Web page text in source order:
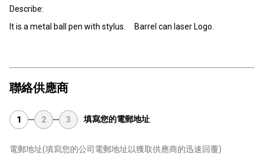
Describe:
It is a metal ball pen with stylus. Barrel can laser Logo.
聯絡供應商
1 2 3 填寫您的電郵地址
電郵地址(填寫您的公司電郵地址以獲取供應商的迅速回覆)